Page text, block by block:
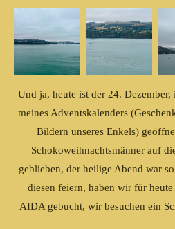
Und ja, heute ist der 24. Dezember,
meines Adventskalenders
Bildern unseres Enkels)
Schokoweihnachtsmänner auf
geblieben, der heilige Abend war
diesen feiern, haben wir für
AIDA gebucht, wir besuchen ein